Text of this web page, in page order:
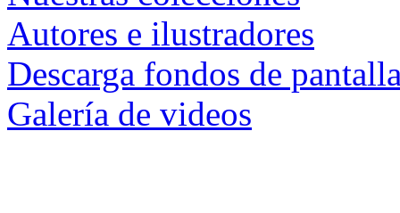
Autores e ilustradores
Descarga fondos de
Galería de videos